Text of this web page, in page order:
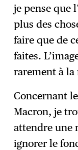
je pense que
plus des
faire que de
faites.
rarement à la
Concernant
Macron, je
attendre une
ignorer le